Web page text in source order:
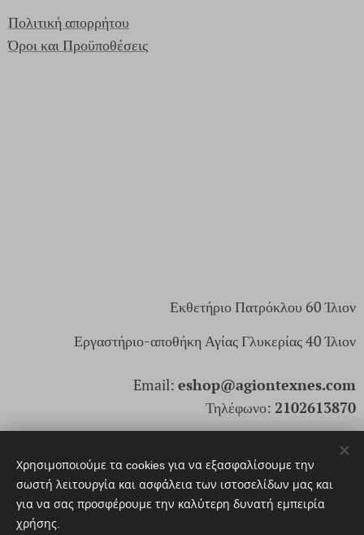
Πολιτική απορρήτου
Όροι και Προϋποθέσεις
Εκθετήριο Πατρόκλου 60 Ίλιον
Εργαστήριο-αποθήκη Αγίας Γλυκερίας 40 Ίλιον
Email: eshop@agiontexnes.com
Τηλέφωνο: 2102613870
ΑρΓΕΜΗ: 166171803000
© 2025. Αγίων Τέχνες Santi Arti. Με επιφύλαξη παντός
Χρησιμοποιούμε τα cookies για να εξασφαλίσουμε την
σωστή λειτουργία και ασφάλεια των ιστοσελίδων μας και
για να σας προσφέρουμε την καλύτερη δυνατή εμπειρία
χρήσης.